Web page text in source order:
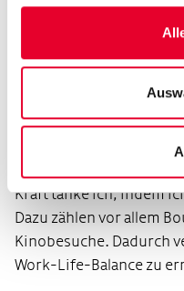
fasziniert von dem
kleinster Ebene zu
Technologien ist es
multimodaler zu
Kraft tanke ich, indem
Dazu zählen vor allem
Kinobesuche. Dadurch
Work-Life-Balance zu